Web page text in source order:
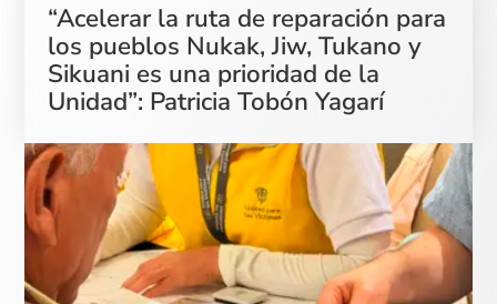
“Acelerar la ruta de reparación para
los pueblos Nukak, Jiw, Tukano y
Sikuani es una prioridad de la
Unidad”: Patricia Tobón Yagarí